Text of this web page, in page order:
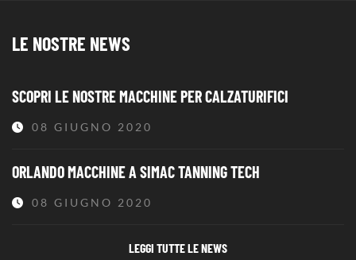
LE NOSTRE NEWS
SCOPRI LE NOSTRE MACCHINE PER CALZATURIFICI
08 GIUGNO 2020
ORLANDO MACCHINE A SIMAC TANNING TECH
08 GIUGNO 2020
LEGGI TUTTE LE NEWS